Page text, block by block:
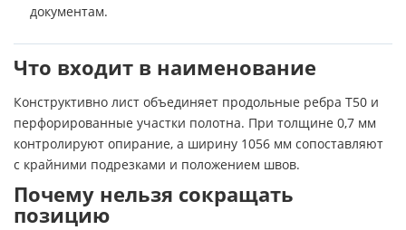
документам.
Что входит в наименование
Конструктивно лист объединяет продольные ребра Т50 и
перфорированные участки полотна. При толщине 0,7 мм
контролируют опирание, а ширину 1056 мм сопоставляют
с крайними подрезками и положением швов.
Почему нельзя сокращать
позицию